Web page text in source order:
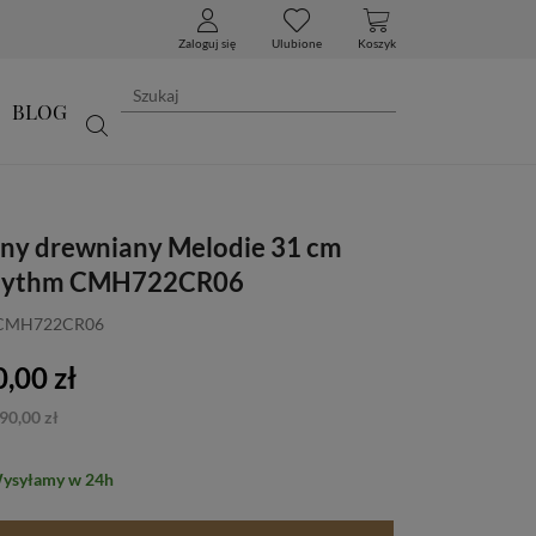
Zaloguj się Ulubione Koszyk
BLOG
drewniany Melodie 31 cm
CMH722CR06
zł
zł
w 24h